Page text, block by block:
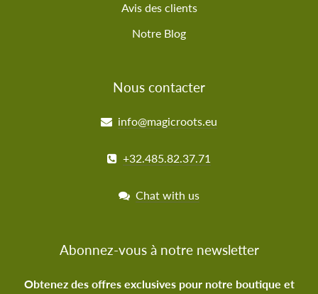
Avis des clients
Notre Blog
Nous contacter
info@magicroots.eu
+32.485.82.37.71
Chat with us
Abonnez-vous à notre newsletter
Obtenez des offres exclusives pour notre boutique et